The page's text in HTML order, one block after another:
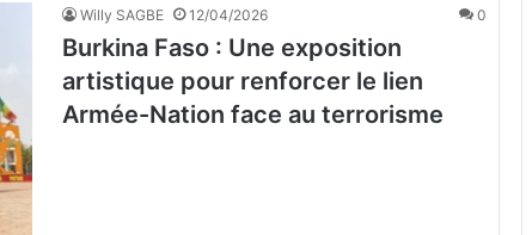
Willy SAGBE 12/04/2026 0
Burkina Faso : Une exposition
artistique pour renforcer le lien
Armée-Nation face au terrorisme